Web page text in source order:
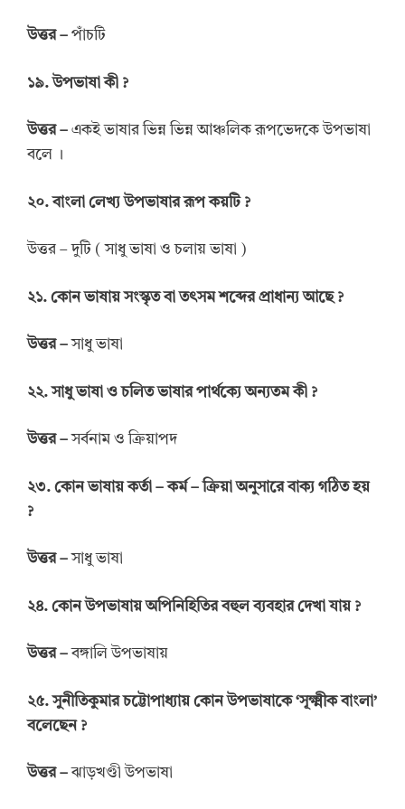
উত্তর – পাঁচটি
১৯. উপভাষা কী ?
উত্তর – একই ভাষার ভিন্ন ভিন্ন আঞ্চলিক রূপভেদকে উপভাষা
বলে ।
২০. বাংলা লেখ্য উপভাষার রূপ কয়টি ?
উত্তর – দুটি ( সাধু ভাষা ও চলায় ভাষা )
২১. কোন ভাষায় সংস্কৃত বা তৎসম শব্দের প্রাধান্য আছে ?
উত্তর –সাধু ভাষা
২২. সাধু ভাষা ও চলিত ভাষার পার্থক্যে অন্যতম কী ?
উত্তর –সর্বনাম ও ক্রিয়াপদ
২৩. কোন ভাষায় কর্তা – কর্ম – ক্রিয়া অনুসারে বাক্য গঠিত হয়
?
উত্তর –সাধু ভাষা
২৪. কোন উপভাষায় অপিনিহিতির বহুল ব্যবহার দেখা যায় ?
উত্তর –বঙ্গালি উপভাষায়
২৫. সুনীতিকুমার চট্টোপাধ্যায় কোন উপভাষাকে ‘সূক্ষ্মীক বাংলা’
বলেছেন ?
উত্তর –ঝাড়খণ্ডী উপভাষা